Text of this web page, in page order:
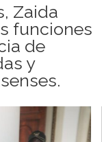
Zaida
funciones
de
y